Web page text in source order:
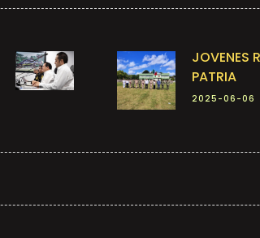
JOVENES
PATRIA
2025-06-06